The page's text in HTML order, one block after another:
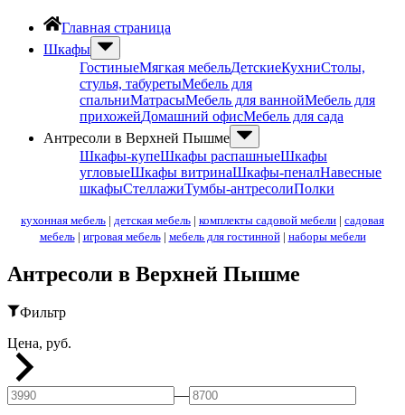
Главная страница
Шкафы
ГостиныеМягкая мебельДетскиеКухниСтолы,
стулья, табуретыМебель для
спальниМатрасыМебель для ваннойМебель для
прихожейДомашний офисМебель для сада
Антресоли в Верхней Пышме
Шкафы-купеШкафы распашныеШкафы
угловыеШкафы витринаШкафы-пеналНавесные
шкафыСтеллажиТумбы-антресолиПолки
кухонная мебель | детская мебель | комплекты садовой мебели | садовая
мебель| игровая мебель| мебель для гостинной| наборы мебели
Антресоли в Верхней Пышме
Фильтр
Цена, руб.
—